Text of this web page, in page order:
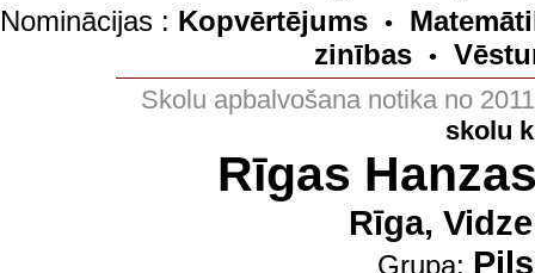
Nominācijas : Kopvērtējums •
zinības
•
Skolu apbalvošana notika no
skolu
Rīgas
Rīga,
Grupa: